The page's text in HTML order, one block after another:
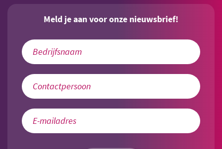
Meld je aan voor onze nieuwsbrief!